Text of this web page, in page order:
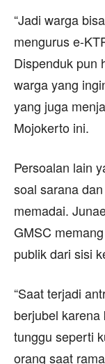
“Jadi warga
mengurus e-
Dispenduk pun
warga yang
yang juga
Mojokerto ini.
Persoalan lain
soal sarana
memadai.
GMSC
publik dari sisi
“Saat terjadi
berjubel
tunggu seperti
orang saat